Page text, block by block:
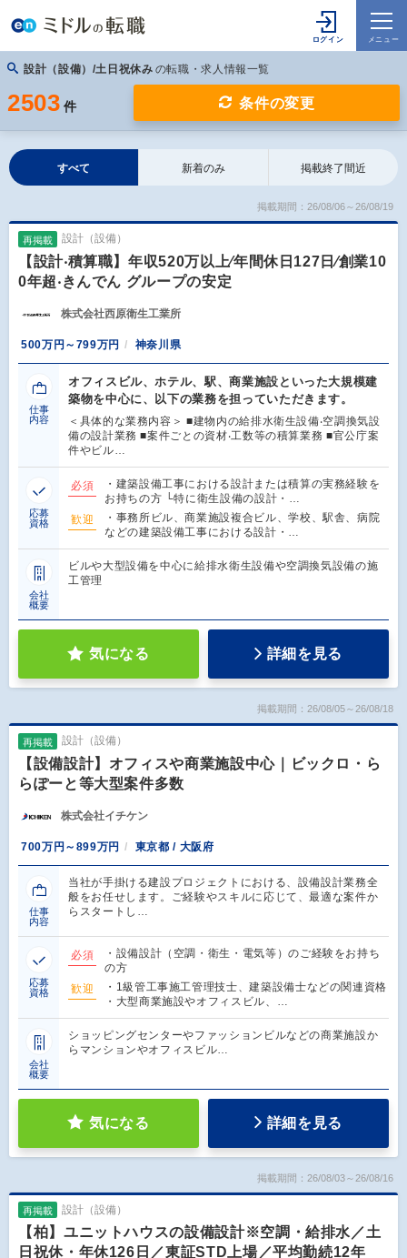
設計（設備）/土日祝休み の転職・求人情報一覧
2503 件 条件の変更
すべて 新着のみ 掲載終了間近
掲載期間：26/08/06～26/08/19
再掲載 設計（設備）
【設計‧積算職】年収520万以上∕年間休⽇127⽇∕創業10
0年超‧きんでん グループの安定
株式会社西原衛生工業所
500万円～799万円 神奈川県
仕事
内容
オフィスビル、ホテル、駅、商業施設といった⼤規模建
築物を中⼼に、以下の業務を担っていただきます。
＜具体的な業務内容＞ ■建物内の給排⽔衛⽣設備‧空調換気設
備の設計業務 ■案件ごとの資材‧⼯数等の積算業務 ■官公庁案
件やビル…
応募
資格
必須
・建築設備工事における設計または積算の実務経験を
お持ちの方 └特に衛生設備の設計・…
歓迎
・事務所ビル、商業施設複合ビル、学校、駅舎、病院
などの建築設備工事における設計・…
会社
概要
ビルや大型設備を中心に給排水衛生設備や空調換気設備の施
工管理
気になる 詳細を見る
掲載期間：26/08/05～26/08/18
再掲載 設計（設備）
【設備設計】オフィスや商業施設中心｜ビックロ・ら
らぽーと等大型案件多数
株式会社イチケン
700万円～899万円 東京都 / 大阪府
仕事
内容
当社が手掛ける建設プロジェクトにおける、設備設計業務全
般をお任せします。ご経験やスキルに応じて、最適な案件か
らスタートし…
応募
資格
必須
・設備設計（空調・衛生・電気等）のご経験をお持ち
の方
歓迎
・1級管工事施工管理技士、建築設備士などの関連資格
・大型商業施設やオフィスビル、…
会社
概要
ショッピングセンターやファッションビルなどの商業施設か
らマンションやオフィスビル…
気になる 詳細を見る
掲載期間：26/08/03～26/08/16
再掲載 設計（設備）
【柏】ユニットハウスの設備設計※空調・給排水／土
日祝休・年休126日／東証STD上場／平均勤続12年